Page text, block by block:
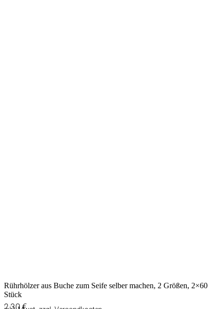
Rührhölzer aus Buche zum Seife selber machen, 2 Größen, 2×60
Stück
2,30€